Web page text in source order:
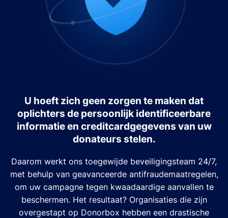
U hoeft zich geen zorgen te maken dat
oplichters de persoonlijk identificeerbare
informatie en creditcardgegevens van uw
donateurs stelen.
Daarom werkt ons toegewijde beveiligingsteam 24/7,
met behulp van geavanceerde antifraudemaatregelen,
om uw campagne tegen kwaadaardige aanvallen te
beschermen. Het resultaat? Organisaties die zijn
overgestapt op Donorbox hebben een drastische